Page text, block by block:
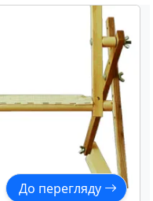
До перегляду